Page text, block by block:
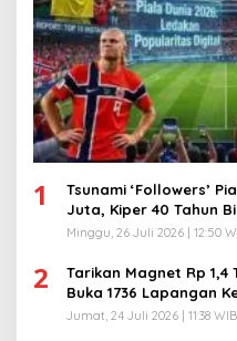
1
Tsunami ‘Followers’
Juta, Kiper 40 Tahun
Minggu, 26 Juli 2026 | 12:50
2
Tarikan Magnet Rp 1,4
Buka 1736 Lapangan
Jumat, 24 Juli 2026 | 11:38 WIB